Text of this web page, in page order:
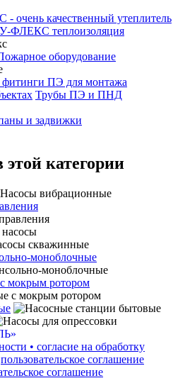
очень качественный утеплитель
ФЛЕКС теплоизоляция
оборудование
ПЭ для монтажа
Трубы ПЭ и ПНД
и задвижки
категории
моноблочные
мокрым ротором
• согласие на обработку
пользовательское соглашение
соглашение